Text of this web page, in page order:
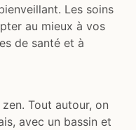
Les soins
au mieux à vos
de santé et à
Tout autour, on
avec un bassin et